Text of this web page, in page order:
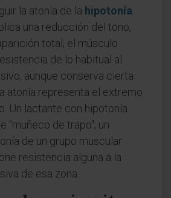
la atonía de la hipotonía
una reducción del tono,
total; el músculo
de lo habitual al
aunque conserva cierta
atonía representa el extremo
Un lactante con hipotonía
"muñeco de trapo"; un
de un grupo muscular
resistencia alguna a la
de esa zona.